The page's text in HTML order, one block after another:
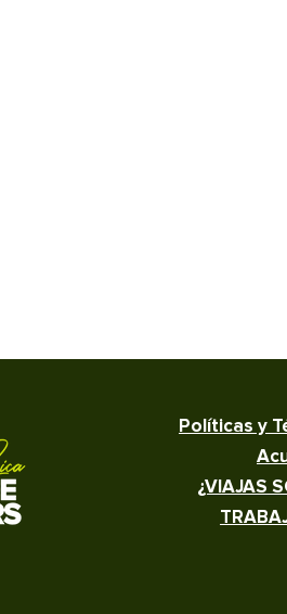
Políticas y
¿VIAJAS